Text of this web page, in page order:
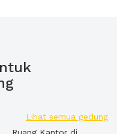
Lihat semua gedung